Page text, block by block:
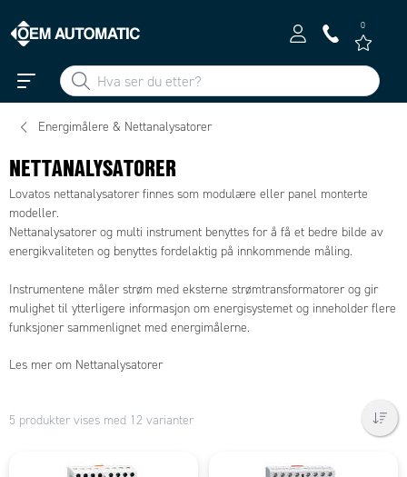
0
Energimålere & Nettanalysatorer
NETTANALYSATORER
Lovatos nettanalysatorer finnes som modulære eller panel monterte
modeller.
Nettanalysatorer og multi instrument benyttes for å få et bedre bilde av
energikvaliteten og benyttes fordelaktig på innkommende måling.
Instrumentene måler strøm med eksterne strømtransformatorer og gir
mulighet til ytterligere informasjon om energisystemet og inneholder flere
funksjoner sammenlignet med energimålerne.
Les mer om Nettanalysatorer
5 produkter vises med 12 varianter